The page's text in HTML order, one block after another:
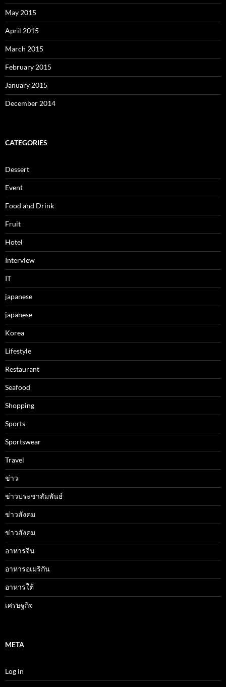
May 2015
April 2015
March 2015
February 2015
January 2015
December 2014
CATEGORIES
Dessert
Event
Food and Drink
Fruit
Hotel
Interview
IT
japanese
japanese
Korea
Lifestyle
Restaurant
Seafood
Shopping
Sports
Sportswear
Travel
ข่าว
ข่าวประชาสัมพันธ์
ข่าวสังคม
ข่าวสังคม
อาหารจีน
อาหารอเมริกัน
อาหารใต้
เศรษฐกิจ
META
Log in